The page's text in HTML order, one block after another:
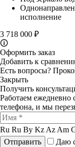
исполнение
3 718 000 ₽
🛈
Оформить заказ
Добавить к
Есть вопросы?
Закрыть
Получить
Работаем ежедневно
телефона, и мы
Ru Ru By Kz Az Am
Отправить
Даю